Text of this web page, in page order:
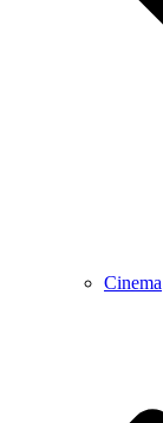
Cinema